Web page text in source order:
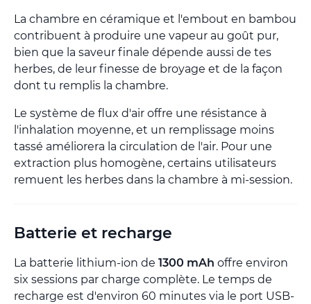
La chambre en céramique et l'embout en bambou
contribuent à produire une vapeur au goût pur,
bien que la saveur finale dépende aussi de tes
herbes, de leur finesse de broyage et de la façon
dont tu remplis la chambre.
Le système de flux d'air offre une résistance à
l'inhalation moyenne, et un remplissage moins
tassé améliorera la circulation de l'air. Pour une
extraction plus homogène, certains utilisateurs
remuent les herbes dans la chambre à mi-session.
Batterie et recharge
La batterie lithium-ion de 1300 mAh offre environ
six sessions par charge complète. Le temps de
recharge est d'environ 60 minutes via le port USB-